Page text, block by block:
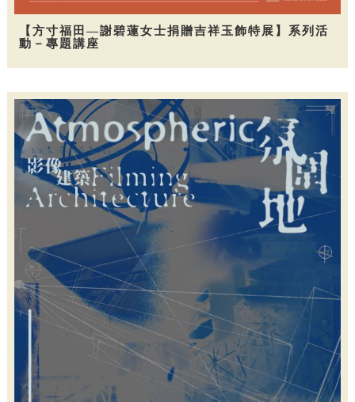
【方寸福田—謝碧蓮女士捐贈吉祥玉飾特展】系列活
動－專題講座